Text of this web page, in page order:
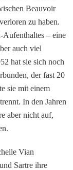
Beauvoir
zu haben.
Aufent­haltes – eine
auch viel
hat sie sich noch
der fast 20
sie mit einem
In den Jah­ren
aber nicht auf,
Vian
Sartre ihre